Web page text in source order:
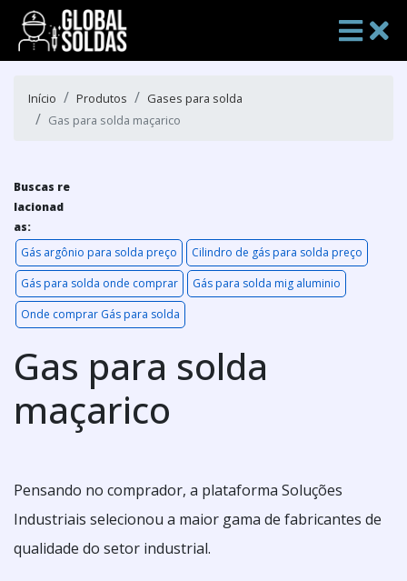
Início Produtos
Gases para solda
Gas para solda maçarico
Buscas re
lacionad
as:
Gás argônio para solda preço
Cilindro de gás para solda preço
Gás para solda onde comprar
Gás para solda mig aluminio
Onde comprar Gás para solda
Gas para solda
maçarico
Pensando no comprador, a plataforma Soluções
Industriais selecionou a maior gama de fabricantes de
qualidade do setor industrial.